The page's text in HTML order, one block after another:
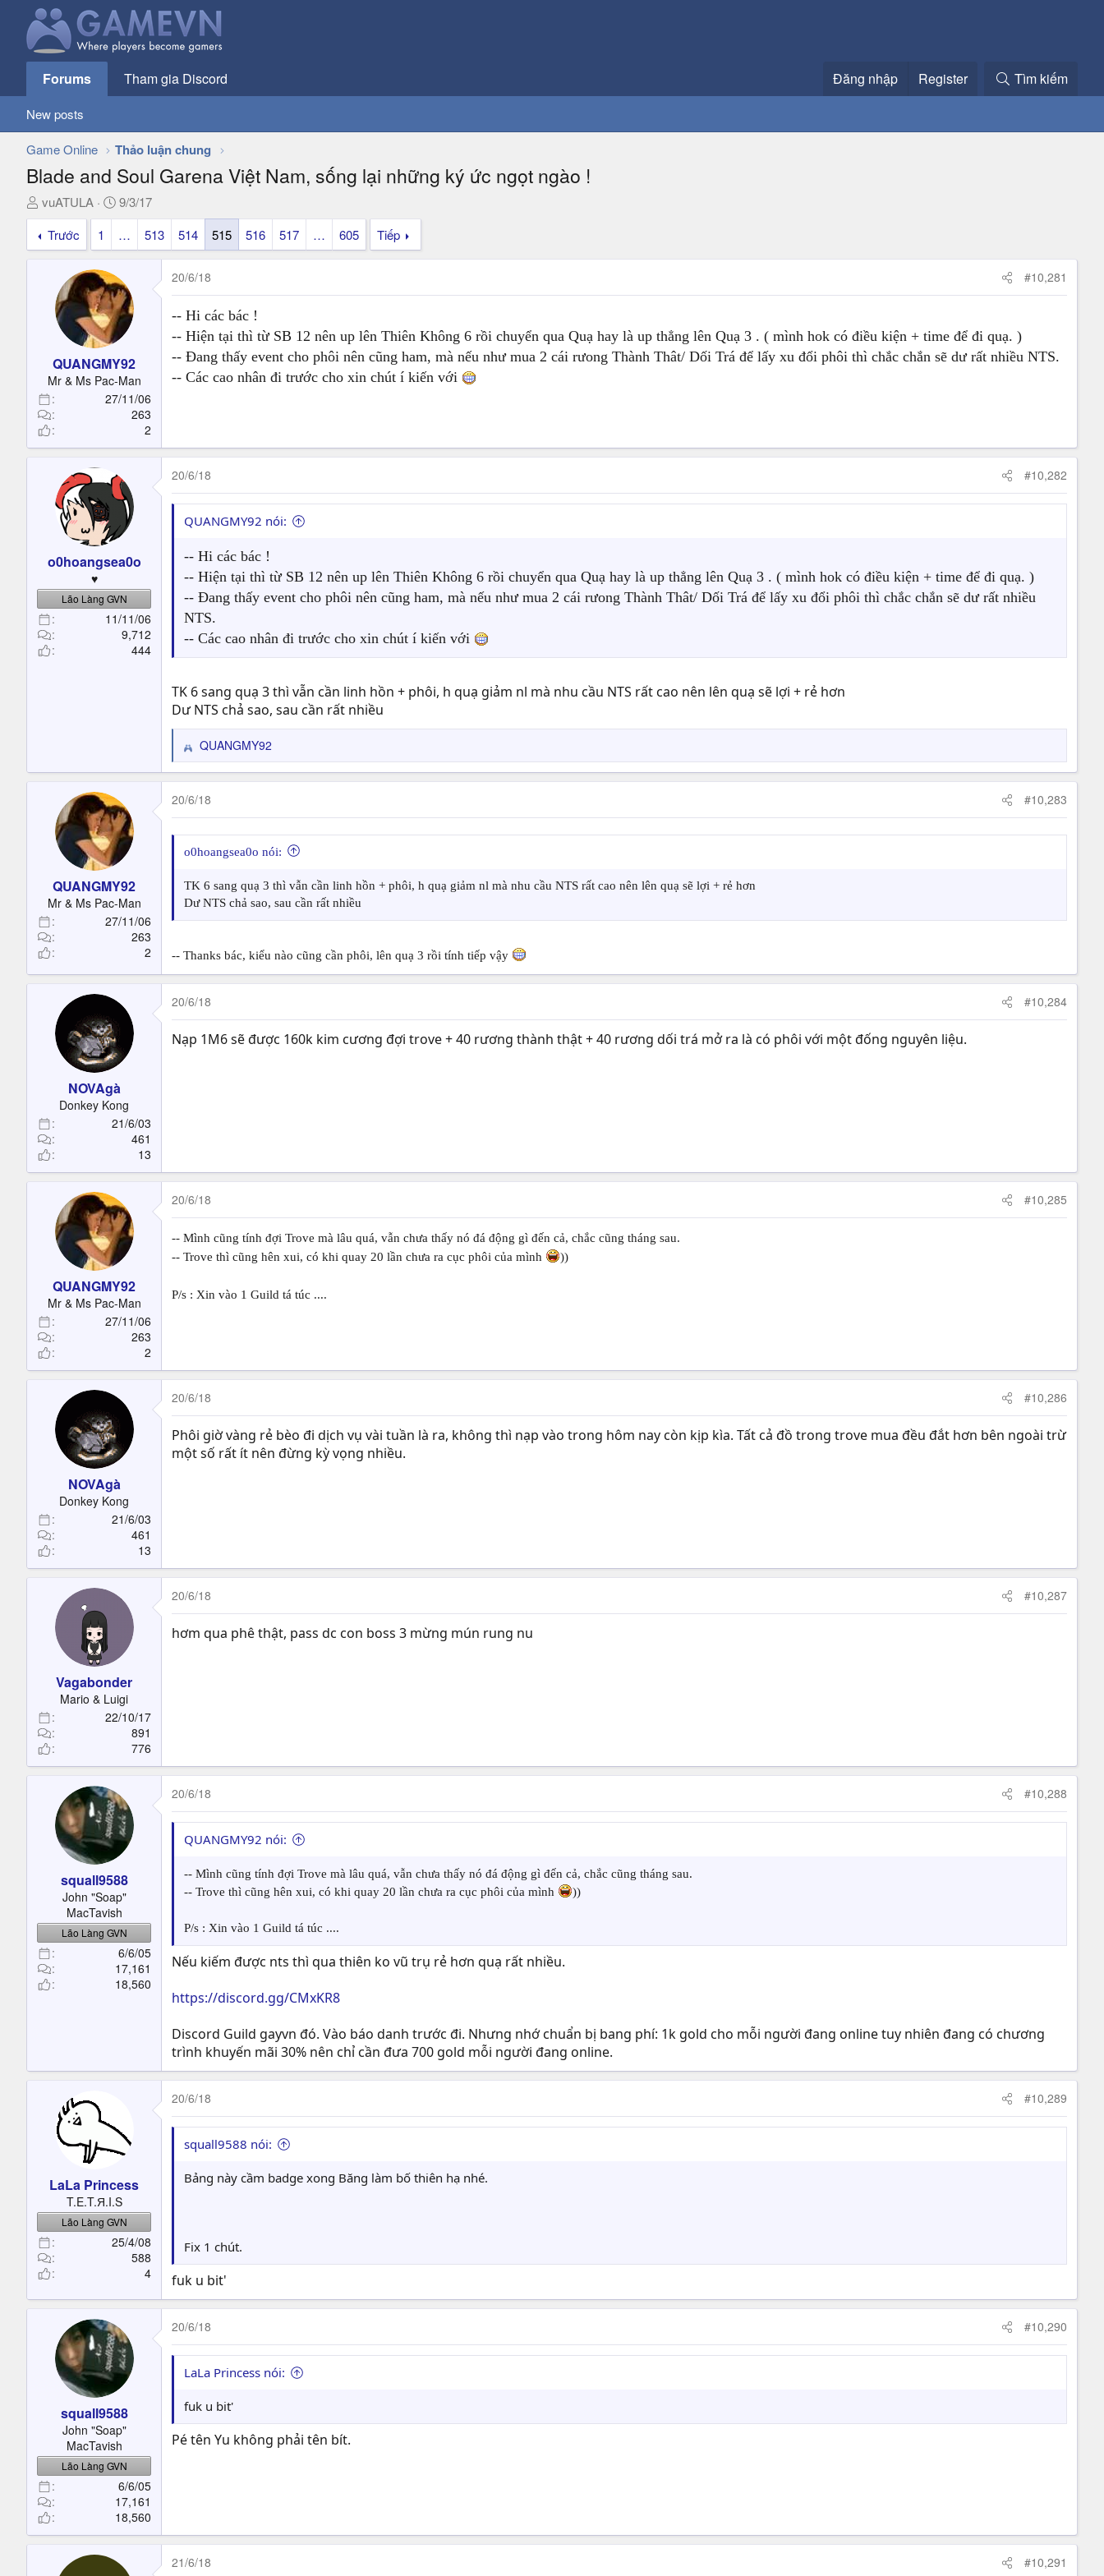
Forums Tham gia Discord Đăng nhập Register Tìm kiếm
New posts
Game Online Thảo luận chung
Blade and Soul Garena Việt Nam, sống lại những ký ức ngọt ngào !
T
h
e
e
r
vuATULA
N
g
à
y
ử
i
9/3/17
Trước
1 … 513 514 515 516 517 … 605 Tiếp
QUANGMY92
Mr & Ms Pac-Man
27/11/06
263
2
20/6/18 #10,281
-- Hi các bác !
-- Hiện tại thì từ SB 12 nên up lên Thiên Không 6 rồi chuyển qua Quạ hay là up thẳng lên Quạ 3 . ( mình hok có điều kiện + time để đi quạ. )
-- Đang thấy event cho phôi nên cũng ham, mà nếu như mua 2 cái rưong Thành Thât/ Dối Trá để lấy xu đổi phôi thì chắc chắn sẽ dư rất nhiều NTS.
-- Các cao nhân đi trước cho xin chút í kiến với
o0hoangsea0o
♥
Lão Làng GVN
11/11/06
9,712
444
20/6/18 #10,282
QUANGMY92 nói:
-- Hi các bác !
-- Hiện tại thì từ SB 12 nên up lên Thiên Không 6 rồi chuyển qua Quạ hay là up thẳng lên Quạ 3 . ( mình hok có điều kiện + time để đi quạ. )
-- Đang thấy event cho phôi nên cũng ham, mà nếu như mua 2 cái rưong Thành Thât/ Dối Trá để lấy xu đổi phôi thì chắc chắn sẽ dư rất nhiều
NTS.
-- Các cao nhân đi trước cho xin chút í kiến với
TK 6 sang quạ 3 thì vẫn cần linh hồn + phôi, h quạ giảm nl mà nhu cầu NTS rất cao nên lên quạ sẽ lợi + rẻ hơn
Dư NTS chả sao, sau cần rất nhiều
R
e
a
c
t
n
QUANGMY92
QUANGMY92
Mr & Ms Pac-Man
27/11/06
263
2
20/6/18 #10,283
o0hoangsea0o nói:
TK 6 sang quạ 3 thì vẫn cần linh hồn + phôi, h quạ giảm nl mà nhu cầu NTS rất cao nên lên quạ sẽ lợi + rẻ hơn
Dư NTS chả sao, sau cần rất nhiều
-- Thanks bác, kiểu nào cũng cần phôi, lên quạ 3 rồi tính tiếp vậy
NOVAgà
Donkey Kong
21/6/03
461
13
20/6/18 #10,284
Nạp 1M6 sẽ được 160k kim cương đợi trove + 40 rương thành thật + 40 rương dối trá mở ra là có phôi với một đống nguyên liệu.
QUANGMY92
Mr & Ms Pac-Man
27/11/06
263
2
20/6/18 #10,285
-- Mình cũng tính đợi Trove mà lâu quá, vẫn chưa thấy nó đá động gì đến cả, chắc cũng tháng sau.
-- Trove thì cũng hên xui, có khi quay 20 lần chưa ra cục phôi của mình
))
P/s : Xin vào 1 Guild tá túc ....
NOVAgà
Donkey Kong
21/6/03
461
13
20/6/18 #10,286
Phôi giờ vàng rẻ bèo đi dịch vụ vài tuần là ra, không thì nạp vào trong hôm nay còn kịp kìa. Tất cả đồ trong trove mua đều đắt hơn bên ngoài trừ
một số rất ít nên đừng kỳ vọng nhiều.
Vagabonder
Mario & Luigi
22/10/17
891
776
20/6/18 #10,287
hơm qua phê thật, pass dc con boss 3 mừng mún rung nu
squall9588
John "Soap"
MacTavish
Lão Làng GVN
6/6/05
17,161
18,560
20/6/18 #10,288
QUANGMY92 nói:
-- Mình cũng tính đợi Trove mà lâu quá, vẫn chưa thấy nó đá động gì đến cả, chắc cũng tháng sau.
-- Trove thì cũng hên xui, có khi quay 20 lần chưa ra cục phôi của mình
))
P/s : Xin vào 1 Guild tá túc ....
Nếu kiếm được nts thì qua thiên ko vũ trụ rẻ hơn quạ rất nhiều.
https://discord.gg/CMxKR8
Discord Guild gayvn đó. Vào báo danh trước đi. Nhưng nhớ chuẩn bị bang phí: 1k gold cho mỗi người đang online tuy nhiên đang có chương
trình khuyến mãi 30% nên chỉ cần đưa 700 gold mỗi người đang online.
LaLa Princess
T.E.T.Я.I.S
Lão Làng GVN
25/4/08
588
4
20/6/18 #10,289
squall9588 nói:
Bảng này cầm badge xong Băng làm bố thiên hạ nhé.
Fix 1 chút.
fuk u bit'
squall9588
John "Soap"
MacTavish
Lão Làng GVN
6/6/05
17,161
18,560
20/6/18 #10,290
LaLa Princess nói:
fuk u bit'
Pé tên Yu không phải tên bít.
21/6/18 #10,291